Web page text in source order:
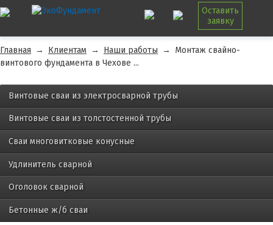
Оставить
заявку
Главная → Клиентам → Наши работы →
Монтаж свайно-
винтового фундамента в Чехове ...
Винтовые сваи из электросварной трубы
Винтовые сваи из толстостенной трубы
Сваи многовитковые конусные
Удлинитель сварной
Оголовок сварной
Бетонные ж/б сваи